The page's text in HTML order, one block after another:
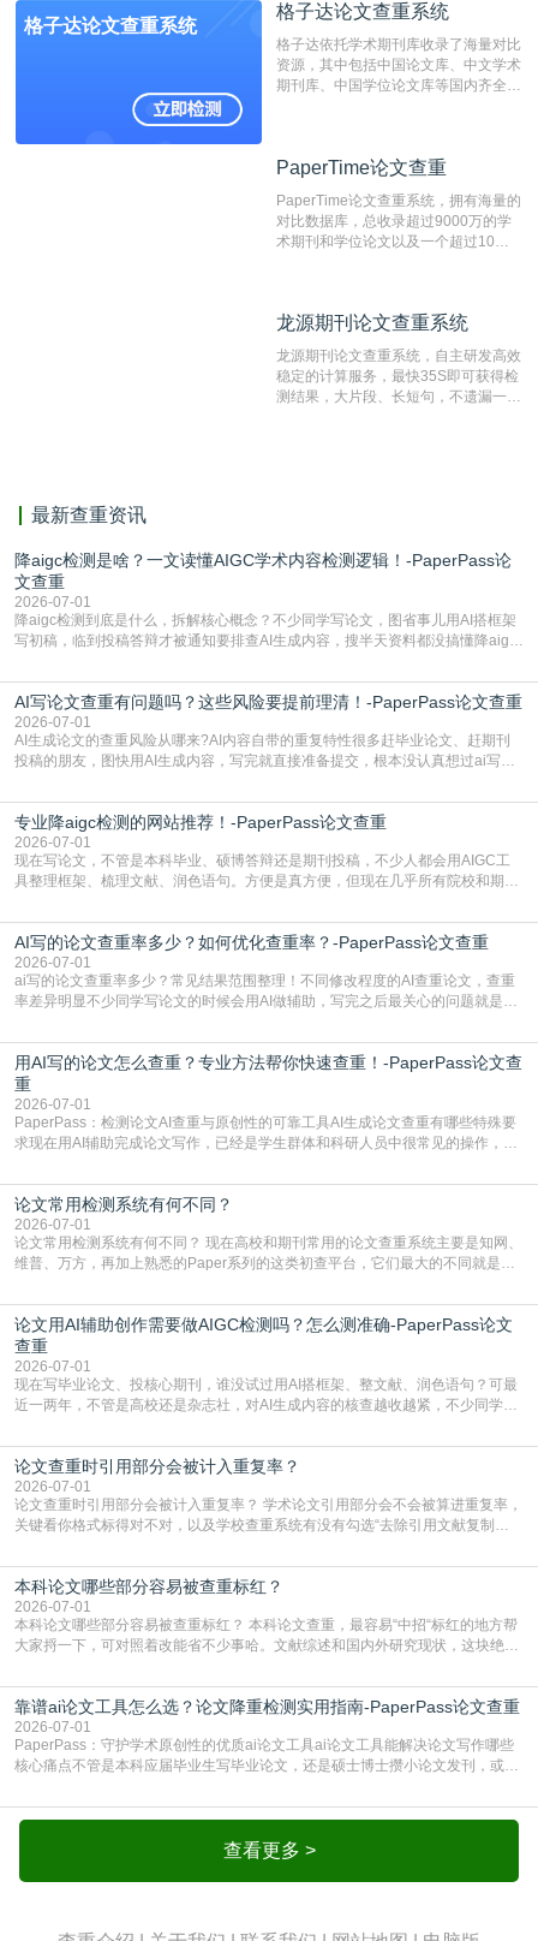
编辑部检测来稿和已发表的文献,检测
测时注意填写第一作者,才能排除已发
表文献复制比。（限制字符数1万）
格子达论文查重系统
格子达论文查重系统
格子达依托学术期刊库收录了海量对比
资源，其中包括中国论文库、中文学术
期刊库、中国学位论文库等国内齐全的
系统，可检测中文、英文两种语言的论
PaperTime论文查重
PaperTime论文查重系统，拥有海量的
对比数据库，总收录超过9000万的学
术期刊和学位论文以及一个超过10亿
对，利用指纹索引快速而精准地在云检
有相似的片段，该项技术检测速度快、
准确率高，市场反映良好。
龙源期刊论文查重系统
龙源期刊论文查重系统，自主研发高效
稳定的计算服务，最快35S即可获得检
测结果，大片段、长短句，不遗漏一处
最新查重资讯
降aigc检测是啥？一文读懂AIGC学术内容检测逻辑！-PaperPass论
文查重
2026-07-01
降aigc检测到底是什么，拆解核心概念？不少同学写论文，图省事儿用AI搭框架
写初稿，临到投稿答辩才被通知要排查AI生成内容，搜半天资料都没搞懂降aigc
怕是已经入行的科研人员，不少人也搞不清降aigc检测是啥，对相关要求摸不
准。其实，降aigc检测是伴随AIGC工具在学术领域普及诞生的新需求，核心是为
了满足现在高校、期刊对AI生
AI写论文查重有问题吗？这些风险要提前理清！-PaperPass论文查重
2026-07-01
AI生成论文的查重风险从哪来?AI内容自带的重复特性很多赶毕业论文、赶期刊
投稿的朋友，图快用AI生成内容，写完就直接准备提交，根本没认真想过ai写论
自带不可忽视的查重风险。AI训练依赖海量公开的文本数据，生成内容本质是基
于训练数据的概率拼接，不是从零开始的原创创作。生成过程中，很容易复用已
有的高频公共表述，甚至直接拼接已经公开
专业降aigc检测的网站推荐！-PaperPass论文查重
2026-07-01
现在写论文，不管是本科毕业、硕博答辩还是期刊投稿，不少人都会用AIGC工
具整理框架、梳理文献、润色语句。方便是真方便，但现在几乎所有院校和期刊
五遍还是过不了预检测的大有人在，这时候，找到靠谱的降AIGC检测率的网
站，就能少走好多弯路。PaperPass：守护学术原创性的智能伙伴AIGC生成内
容的学术合规痛点去年帮一个本科师弟改
AI写的论文查重率多少？如何优化查重率？-PaperPass论文查重
2026-07-01
ai写的论文查重率多少？常见结果范围整理！不同修改程度的AI查重论文，查重
率差异明显不少同学写论文的时候会用AI做辅助，写完之后最关心的问题就是ai
实际情况和大家想的不太一样。AI训练依赖海量公开学术文献、网络内容，生成
内容本质是按照语义概率拼接已有内容，很容易和已发布的作品撞重复，甚至会
直接引用整段已有内容，所以查重率偏高是
用AI写的论文怎么查重？专业方法帮你快速查重！-PaperPass论文查
重
2026-07-01
PaperPass：检测论文AI查重与原创性的可靠工具AI生成论文查重有哪些特殊要
求现在用AI辅助完成论文写作，已经是学生群体和科研人员中很常见的操作，不
但很多人忽略了，AI生成的内容天生带有重复风险——训练AI的数据集本身就包
含大量已公开的学术内容、网络原创内容，AI输出内容时很容易无意识拼接出重
复片
论文常用检测系统有何不同？
2026-07-01
论文常用检测系统有何不同？ 现在高校和期刊常用的论文查重系统主要是知网、
维普、万方，再加上熟悉的Paper系列的这类初查平台，它们最大的不同就是数
查数值误导。知网（CNKI）是学校定稿检测的绝对主流。本科用PMLC，含大学
生联合比对库，能比历届学长论文，硕博用VIP/TMLC，含学术论文联合比对
库，期刊投稿用AMLMC/SML
论文用AI辅助创作需要做AIGC检测吗？怎么测准确-PaperPass论文
查重
2026-07-01
现在写毕业论文、投核心期刊，谁没试过用AI搭框架、整文献、润色语句？可最
近一两年，不管是高校还是杂志社，对AI生成内容的核查越收越紧，不少同学投
真的太亏。提前做AIGC检测，已经成了很多过来人交稿前必做的一步。为什么
AIGC检测成了论文答辩投稿前的必备项？可能还有不少人觉得，我就用AI搭了个
框架，内容都是自己写的，至于做AIG
论文查重时引用部分会被计入重复率？
2026-07-01
论文查重时引用部分会被计入重复率？ 学术论文引用部分会不会被算进重复率，
关键看你格式标得对不对，以及学校查重系统有没有勾选“去除引用文献复制
独占一行，每条文献用[1][2]方括号编号、与正文一一对应，著录项符合GB/T
7714（作者、题名、刊名、年、卷期、页码齐全，标点用半角）；查重系统识别
成功后通常把这段标为引用，
本科论文哪些部分容易被查重标红？
2026-07-01
本科论文哪些部分容易被查重标红？ 本科论文查重，最容易“中招“标红的地方帮
大家捋一下，可对照着改能省不少事哈。文献综述和国内外研究现状，这块绝对
乎一模一样的话，你要是直接复制百度百科、教材或别人写好的综述段落，系统
一抓一个准，整段飘红。研究背景、意义和方法描述也是不可避免，比如“本文采
用问卷调查法““运用SPSS软件进行数据分
靠谱ai论文工具怎么选？论文降重检测实用指南-PaperPass论文查重
2026-07-01
PaperPass：守护学术原创性的优质ai论文工具ai论文工具能解决论文写作哪些
核心痛点不管是本科应届毕业生写毕业论文，还是硕士博士攒小论文发刊，或是
自己逐句读逐句改，熬好几个大夜不说，还经常改不到点上，交上去才发现重复
率超标，再返工太折腾。现在有了成熟的ai论文工具，这些痛点基本都能高效解
决。靠谱的ai论文工具，不止能帮你梳查看更多 >